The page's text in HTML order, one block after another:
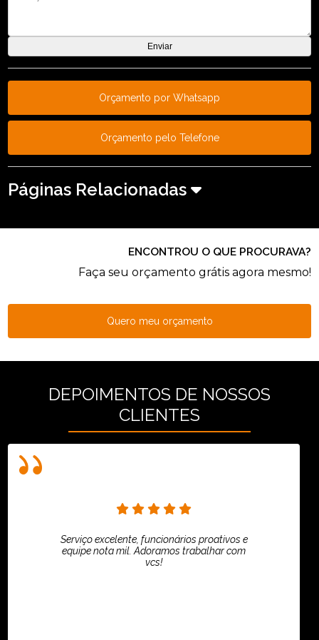
Orçamento por Whatsapp
Orçamento pelo Telefone
Páginas Relacionadas
ENCONTROU O QUE PROCURAVA?
Faça seu orçamento grátis agora mesmo!
Quero meu orçamento
DEPOIMENTOS DE NOSSOS
CLIENTES
Serviço excelente, funcionários proativos e
equipe nota mil. Adoramos trabalhar com
vcs!